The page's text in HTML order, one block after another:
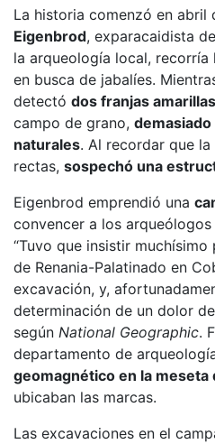
La historia comenzó en abril
Eigenbrod, exparacaidista
la arqueología local, recorría
en busca de jabalíes.
detectó dos franjas amarillas
campo de grano,
naturales. Al recordar que
rectas, sospechó una
Eigenbrod emprendió una
convencer a los
“Tuvo que insistir
de Renania-Palatinado en
excavación, y,
determinación de un dolor
según National Geographic.
departamento de
geomagnético en la meseta
ubicaban las marcas.
Las excavaciones en el